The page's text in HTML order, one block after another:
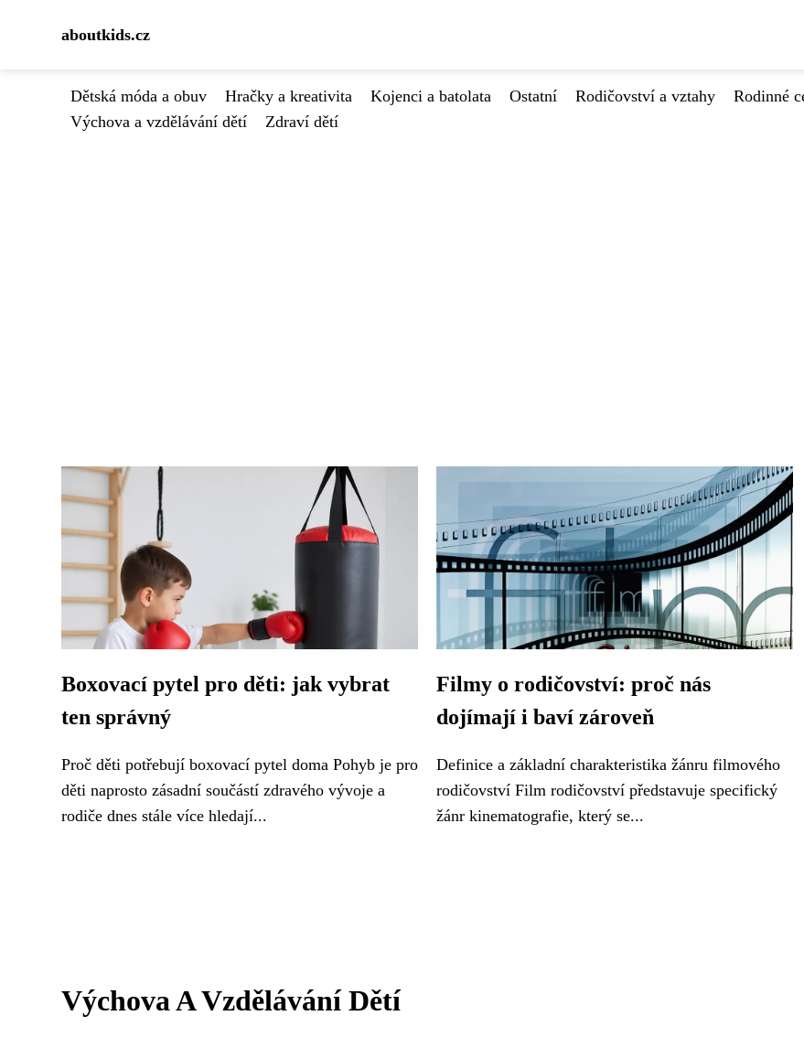
aboutkids.cz
Dětská móda a obuv Hračky a kreativita Kojenci a batolata Ostatní Rodičovství a vztahy Rodinné
Výchova a vzdělávání dětí
Zdraví dětí
Boxovací pytel pro děti: jak vybrat
ten správný
Proč děti potřebují boxovací pytel doma Pohyb je pro
děti naprosto zásadní součástí zdravého vývoje a
rodiče dnes stále více hledají...
Filmy o rodičovství: proč nás
dojímají i baví zároveň
Definice a základní charakteristika žánru filmového
rodičovství Film rodičovství představuje specifický
žánr kinematografie, který se...
Výchova A Vzdělávání Dětí